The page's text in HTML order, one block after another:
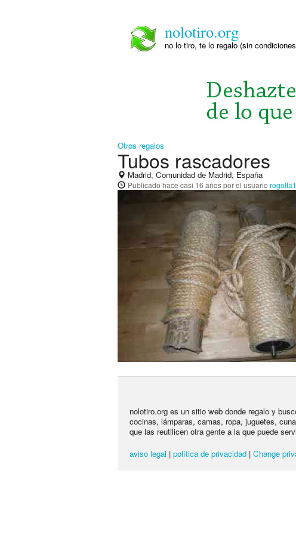
nolotiro.org
no lo tiro, te lo regalo (sin
Otros regalos
Tubos rascadores
Madrid, Comunidad de Madrid, España
Publicado hace casi 16 añospor el usuario rogolfa1
nolotiro.org es un sitio web donde regalo y
cocinas, lámparas, camas, ropa, juguetes,
que las reutilicen otra gente a la que puede
aviso legal | política de privacidad | Change